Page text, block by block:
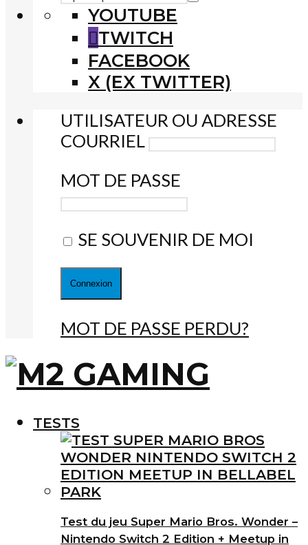
YOUTUBE
TWITCH
FACEBOOK
X (EX TWITTER)
UTILISATEUR OU ADRESSE
COURRIEL
MOT DE PASSE
SE SOUVENIR DE MOI
MOT DE PASSE PERDU?
TESTS
Test du jeu Super Mario Bros. Wonder –
Nintendo Switch 2 Edition + Meetup in